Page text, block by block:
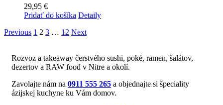
29,95 €
Pridať do košíka Detaily
Previous 1 2 3 … 12 Next
Rozvoz a takeaway čerstvého sushi, poké, ramen, šalátov,
dezertov a RAW food v Nitre a okolí.
Zavolajte nám na 0911 555 265 a objednajte si špeciality
ázijskej kuchyne ku Vám domov.